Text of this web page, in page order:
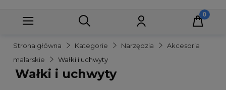
Strona główna Kategorie Narzędzia
Akcesoria
malarskie
Wałki i uchwyty
Wałki i uchwyty